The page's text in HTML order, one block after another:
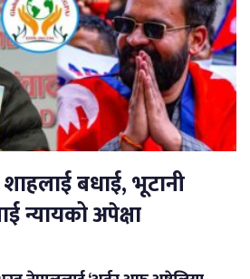
शाहलाई बधाई, भूटानी
न्यायको अपेक्षा